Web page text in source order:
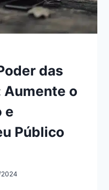
das
Aumente o
e
Público